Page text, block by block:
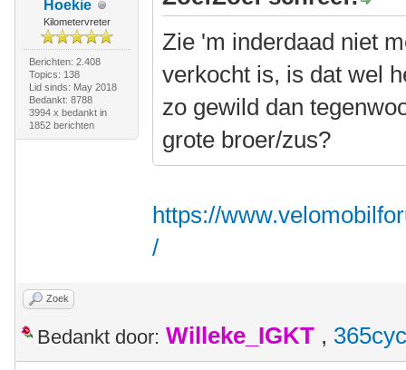
Hoekie
Kilometervreter
Berichten: 2.408
Topics: 138
Lid sinds: May 2018
Bedankt: 8788
3994 x bedankt in
1852 berichten
Zie 'm inderdaad niet
verkocht is, is dat wel
zo gewild dan
grote broer/zus?
https://
/
Zoek
Bedankt door: Willeke_IGKT ,